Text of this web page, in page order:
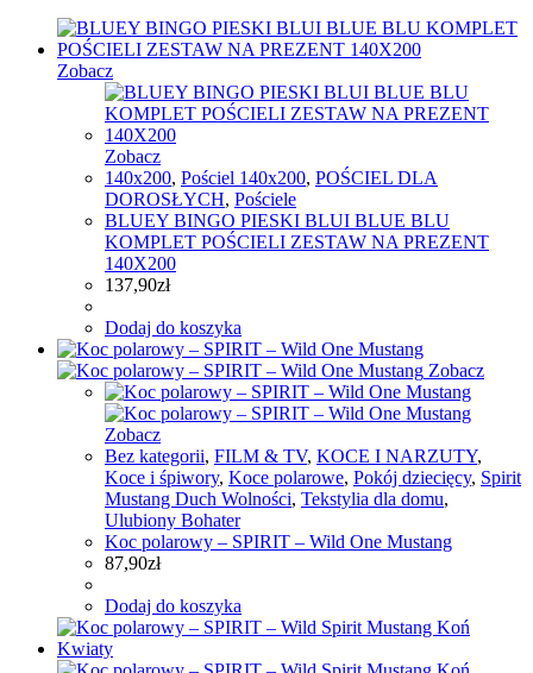
Zobacz
Zobacz
140x200, Pościel 140x200, POŚCIEL DLA
DOROSŁYCH, Pościele
BLUEY BINGO PIESKI BLUI BLUE BLU
KOMPLET POŚCIELI ZESTAW NA PREZENT
140X200
137,90zł
Dodaj do koszyka
Zobacz
Zobacz
Bez kategorii, FILM & TV, KOCE I NARZUTY,
Koce i śpiwory, Koce polarowe, Pokój dziecięcy, Spirit
Mustang Duch Wolności, Tekstylia dla domu,
Ulubiony Bohater
Koc polarowy – SPIRIT – Wild One Mustang
87,90zł
Dodaj do koszyka